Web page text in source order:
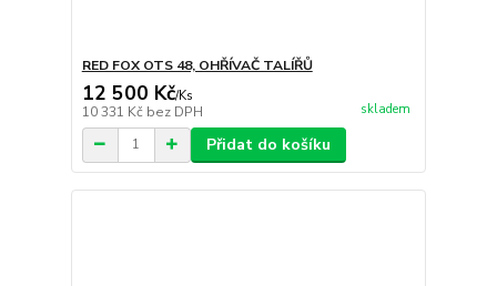
RED FOX OTS 48, OHŘÍVAČ TALÍŘŮ
12 500 Kč/Ks
10 331 Kč bez DPH skladem
Přidat do košíku